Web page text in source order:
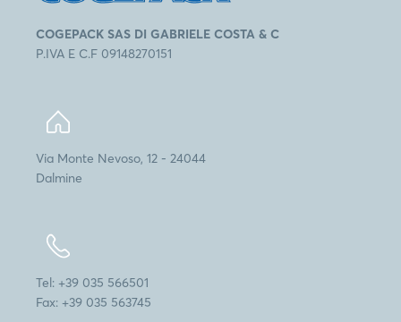
COGEPACK SAS DI GABRIELE COSTA & C
P.IVA E C.F 09148270151
Via Monte Nevoso, 12 - 24044
Dalmine
Tel: +39 035 566501
Fax: +39 035 563745